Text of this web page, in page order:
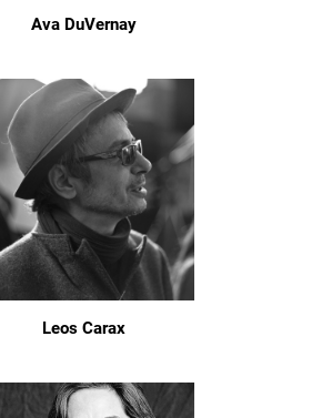
Ava DuVernay
Leos Carax